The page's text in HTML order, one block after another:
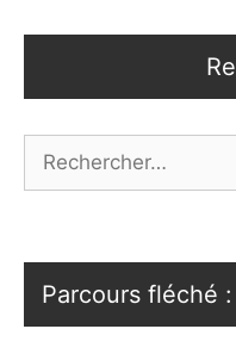
Parcours fléché